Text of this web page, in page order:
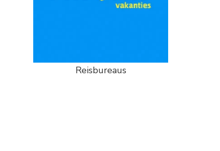
Reisbureaus